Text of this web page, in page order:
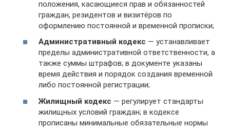
положения, касающиеся прав и обязанностей
граждан, резидентов и визитёров по
оформлению постоянной и временной прописки;
Административный кодекс — устанавливает
пределы административной ответственности, а
также суммы штрафов; в документе указаны
время действия и порядок создания временной
либо постоянной регистрации;
Жилищный кодекс — регулирует стандарты
жилищных условий граждан; в кодексе
прописаны минимальные обязательные нормы